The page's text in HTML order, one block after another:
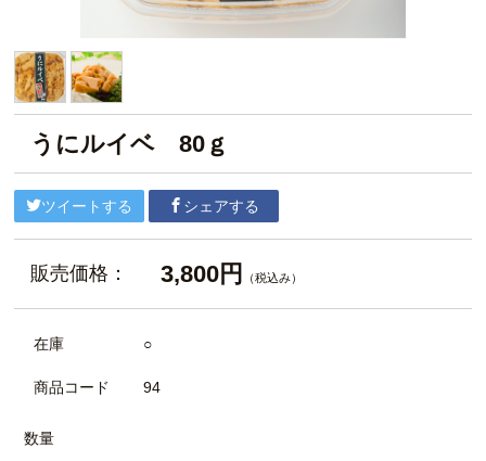
うにルイベ 80ｇ
ツイートする シェアする
販売価格： 3,800円 （税込み）
在庫 ○
商品コード 94
数量